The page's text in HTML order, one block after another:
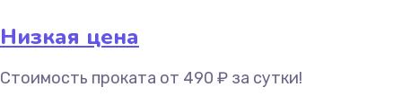
Низкая цена
Стоимость проката от 490 ₽ за сутки!